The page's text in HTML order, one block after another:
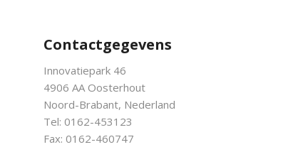
Contactgegevens
Innovatiepark 46
4906 AA Oosterhout
Noord-Brabant, Nederland
Tel: 0162-453123
Fax: 0162-460747